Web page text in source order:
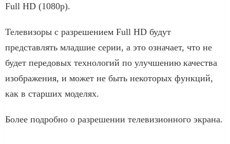
Full HD (1080p).
Телевизоры с разрешением Full HD будут
представлять младшие серии, а это означает, что не
будет передовых технологий по улучшению качества
изображения, и может не быть некоторых функций,
как в старших моделях.
Более подробно о разрешении телевизионного экрана.